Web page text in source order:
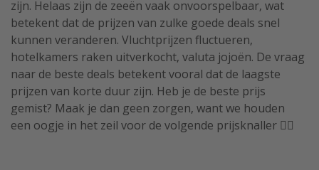
zijn. Helaas zijn de zeeën vaak onvoorspelbaar, wat
betekent dat de prijzen van zulke goede deals snel
kunnen veranderen. Vluchtprijzen fluctueren,
hotelkamers raken uitverkocht, valuta jojoën. De vraag
naar de beste deals betekent vooral dat de laagste
prijzen van korte duur zijn. Heb je de beste prijs
gemist? Maak je dan geen zorgen, want we houden
een oogje in het zeil voor de volgende prijsknaller 🏴‍☠️